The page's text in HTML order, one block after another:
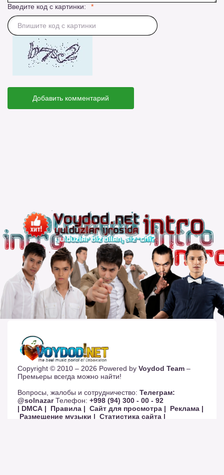
Введите код с картинки:
Добавить комментарий
Copyright © 2010 – 2026 Powered by Voydod Team –
Премьеры всегда можно найти!
Вопросы, жалобы и сотрудничество: Телеграм:
@solnazarТелефон: +998 (94) 300 - 00 - 92
| DMCA |
Правила | Сайт для просмотра |
Реклама |
Размещение музыки | Статистика сайта |